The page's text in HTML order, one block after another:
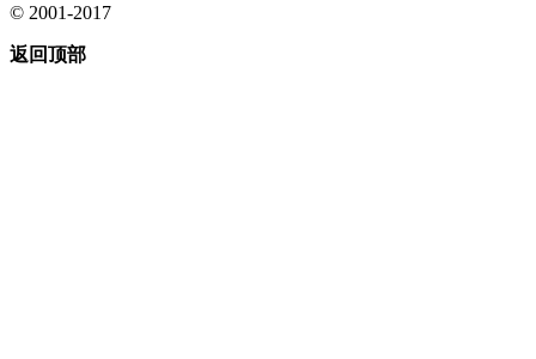
© 2001-2017
返回顶部